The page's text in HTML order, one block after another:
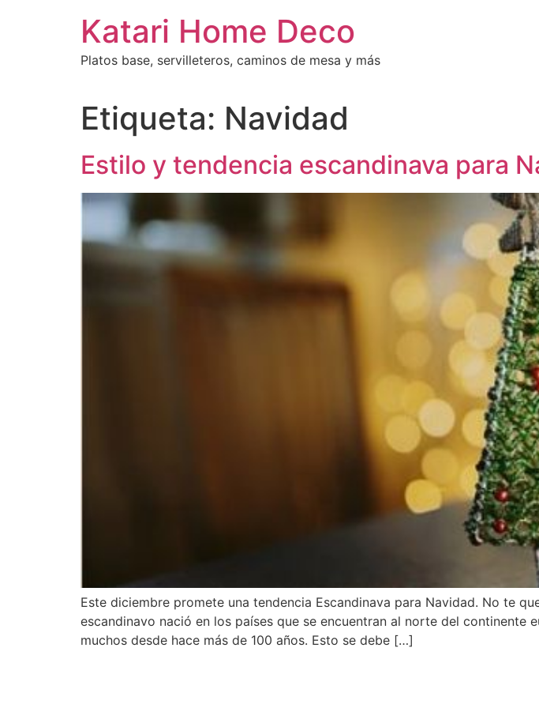
Katari Home Deco
Platos base, servilleteros, caminos de mesa y más
Etiqueta: Navidad
Estilo y tendencia escandinava para
Este diciembre promete una tendencia Escandinava para Navidad. No te
escandinavo nació en los países que se encuentran al norte del
muchos desde hace más de 100 años. Esto se debe […]